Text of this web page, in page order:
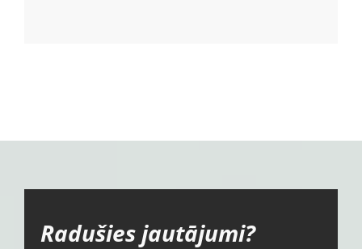
Radušies jautājumi?